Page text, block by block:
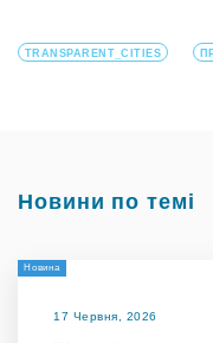
TRANSPARENT_CITIES
Новини по темі
Новина
17 Червня, 2026